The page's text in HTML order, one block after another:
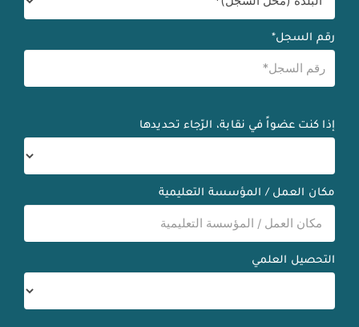
رقم السجل*
إذا كنت عضواً في نقابة، الرّجاء تحديدها
التحصيل العلمي
مكان العمل / المؤسسة التعليمية